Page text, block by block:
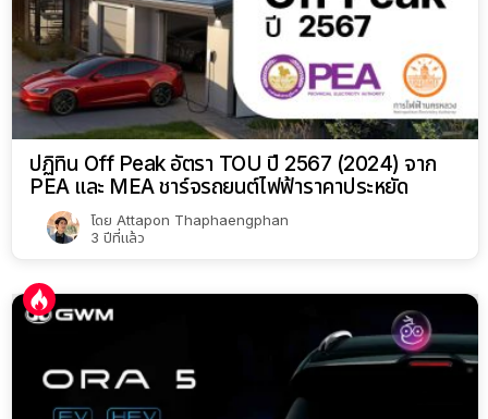
ปฏิทิน Off Peak อัตรา TOU ปี 2567 (2024) จาก
PEA และ MEA ชาร์จรถยนต์ไฟฟ้าราคาประหยัด
โดย Attapon Thaphaengphan
3 ปีที่แล้ว